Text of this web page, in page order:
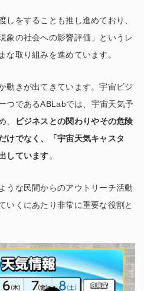
しをすることも推し進めており、
象の社会への影響評価」というレ
な取り組みを進めています。
動きが出てきています。宇宙ビジ
つであるABLabでは、宇宙天気予
、
ビジネスとの関わりやその危険
けでなく、「宇宙天気キャスタ
しています。
うな民間からのアウトリーチ活動
いくにあたり非常に重要な役割と